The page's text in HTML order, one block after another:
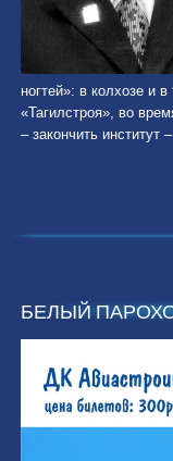
ногтей»: в колхозе и
«Тагилстроя», во
– закончить институт
БЕЛЫЙ